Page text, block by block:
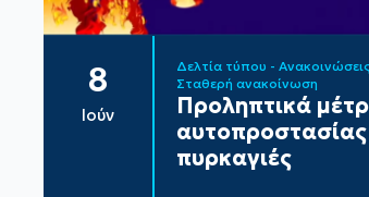
8
Ιούν
Δελτία τύπου - Ανακοινώσεις
Σταθερή ανακοίνωση
Προληπτικά
πυρκαγιές